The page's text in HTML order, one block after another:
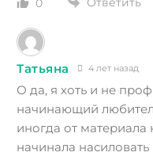
0
Татьяна 4 лет назад
О да, я хоть и не
начинающий
иногда от материала
начинала